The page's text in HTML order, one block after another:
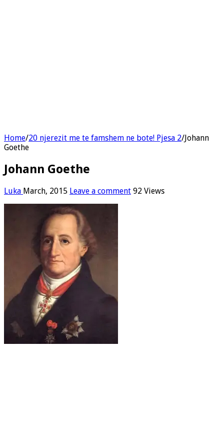
Home/20 njerezit me te famshem ne bote! Pjesa 2/Johann
Goethe
Johann Goethe
Luka March, 2015 Leave a comment 92 Views